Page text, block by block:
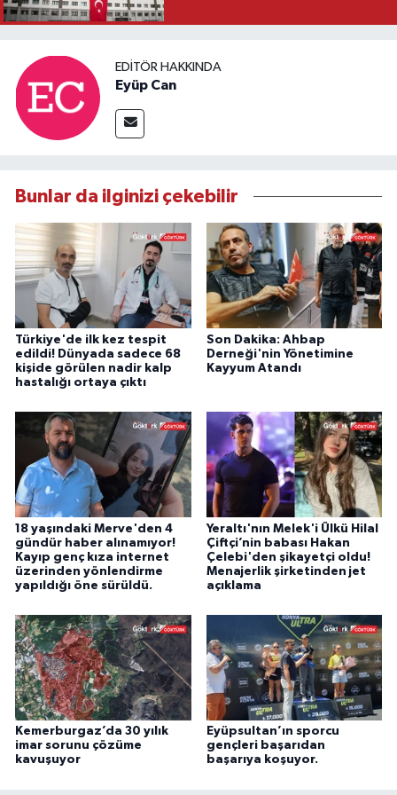
EDITÖR HAKKINDA
Eyüp Can
Bunlar da ilginizi çekebilir
Türkiye'de ilk kez tespit
edildi! Dünyada sadece 68
kişide görülen nadir kalp
hastalığı ortaya çıktı
Son Dakika: Ahbap
Derneği'nin Yönetimine
Kayyum Atandı
18 yaşındaki Merve'den 4
gündür haber alınamıyor!
Kayıp genç kıza internet
üzerinden yönlendirme
yapıldığı öne sürüldü.
Yeraltı'nın Melek'i Ülkü Hilal
Çiftçi’nin babası Hakan
Çelebi'den şikayetçi oldu!
Menajerlik şirketinden jet
açıklama
Kemerburgaz’da 30 yılık
imar sorunu çözüme
kavuşuyor
Eyüpsultan’ın sporcu
gençleri başarıdan
başarıya koşuyor.